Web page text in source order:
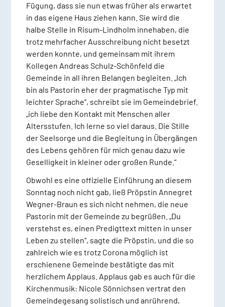
Fügung, dass sie nun etwas früher als erwartet
in das eigene Haus ziehen kann. Sie wird die
halbe Stelle in Risum-Lindholm innehaben, die
trotz mehrfacher Ausschreibung nicht besetzt
werden konnte, und gemeinsam mit ihrem
Kollegen Andreas Schulz-Schönfeld die
Gemeinde in all ihren Belangen begleiten. „Ich
bin als Pastorin eher der pragmatische Typ mit
leichter Sprache“, schreibt sie im Gemeindebrief.
„ich liebe den Kontakt mit Menschen aller
Altersstufen. Ich lerne so viel daraus. Die Stille
der Seelsorge und die Begleitung in Übergängen
des Lebens gehören für mich genau dazu wie
Geselligkeit in kleiner oder großen Runde.“
Obwohl es eine offizielle Einführung an diesem
Sonntag noch nicht gab, ließ Pröpstin Annegret
Wegner-Braun es sich nicht nehmen, die neue
Pastorin mit der Gemeinde zu begrüßen. „Du
verstehst es, einen Predigttext mitten in unser
Leben zu stellen“, sagte die Pröpstin, und die so
zahlreich wie es trotz Corona möglich ist
erschienene Gemeinde bestätigte das mit
herzlichem Applaus. Applaus gab es auch für die
Kirchenmusik: Nicole Sönnichsen vertrat den
Gemeindegesang solistisch und anrührend,